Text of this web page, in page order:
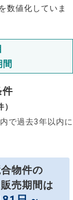
数値化していま
で過去3年以内に
物件の
売期間は